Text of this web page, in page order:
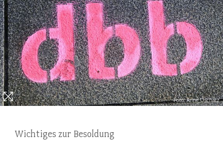
Wichtiges zur Besoldung